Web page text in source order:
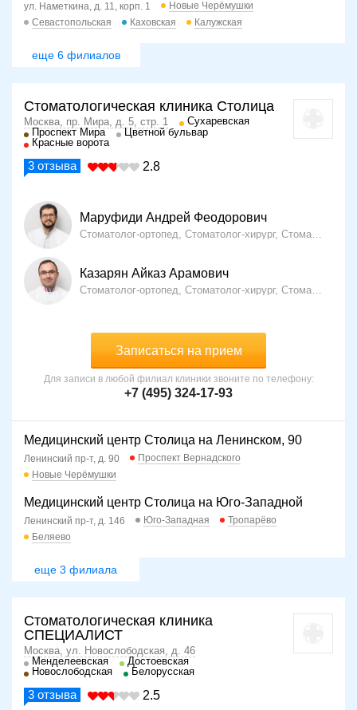
ул. Наметкина, д. 11, корп. 1
Новые Черёмушки
Севастопольская
Каховская Калужская
еще 6 филиалов
Стоматологическая клиника Столица
Москва, пр. Мира, д. 5, стр. 1
Сухаревская
Проспект Мира
Цветной бульвар
Красные ворота
3 отзыва 2.8
Маруфиди Андрей Феодорович
Стоматолог-ортопед, Стоматолог-хирург, Стоматолог-имплантолог
Казарян Айказ Арамович
Стоматолог-ортопед, Стоматолог-хирург, Стоматолог-терапевт
Записаться на прием
Для записи в любой филиал клиники звоните по телефону:
+7 (495) 324-17-93
Медицинский центр Столица на Ленинском, 90
Ленинский пр-т, д. 90
Проспект Вернадского
Новые Черёмушки
Медицинский центр Столица на Юго-Западной
Ленинский пр-т, д. 146 Юго-Западная
Тропарёво
Беляево
еще 3 филиала
Стоматологическая клиника
СПЕЦИАЛИСТ
Москва, ул. Новослободская, д. 46
Менделеевская
Достоевская
Новослободская
Белорусская
3 отзыва 2.5